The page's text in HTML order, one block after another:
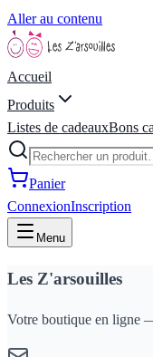
Aller au contenu
Accueil
Produits
Listes de cadeauxBons
Panier
ConnexionInscription
Menu
Les Z'arsouilles
Votre boutique en ligne